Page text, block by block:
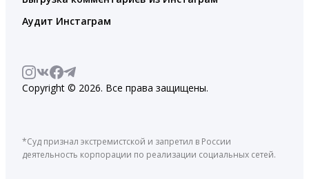
Аудит Инстаграм
Copyright © 2026. Все права защищены.
*Суд признал экстремистской и запретил в России
деятельность корпорации по реализации социальных сетей.